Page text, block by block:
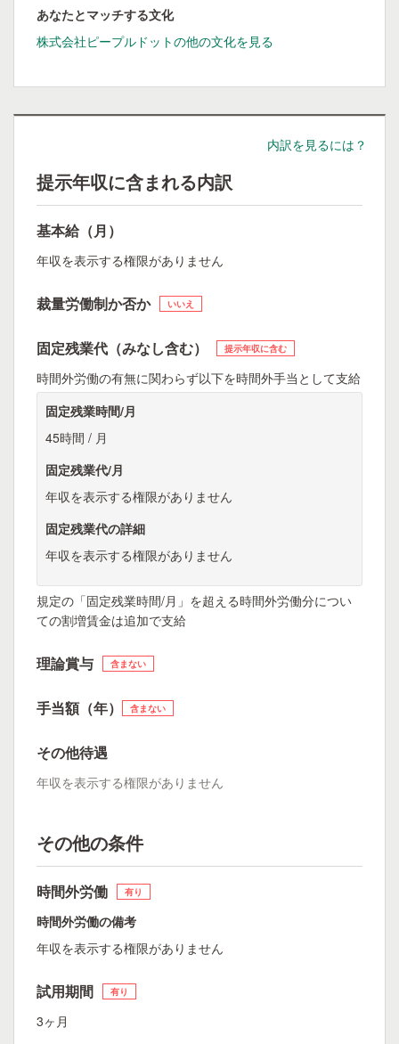
あなたとマッチする文化
株式会社ピープルドットの他の文化を見る
内訳を見るには？
提示年収に含まれる内訳
基本給（月）
年収を表示する権限がありません
裁量労働制か否か いいえ
固定残業代（みなし含む） 提示年収に含む
時間外労働の有無に関わらず以下を時間外手当として支給
固定残業時間/月
45時間 / 月
固定残業代/月
年収を表示する権限がありません
固定残業代の詳細
年収を表示する権限がありません
規定の「固定残業時間/月」を超える時間外労働分につい
ての割増賃金は追加で支給
理論賞与 含まない
手当額（年） 含まない
その他待遇
年収を表示する権限がありません
その他の条件
時間外労働 有り
時間外労働の備考
年収を表示する権限がありません
試用期間 有り
3ヶ月